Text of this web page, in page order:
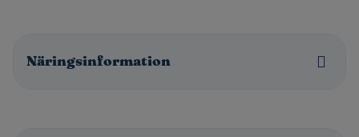
Näringsinformation